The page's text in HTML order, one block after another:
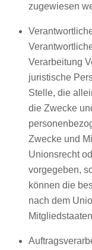
zugewiesen
Verarbeitung
juristische
Stelle, die
die Zwecke
Zwecke und
Unionsrecht
vorgegeben,
können die
nach dem